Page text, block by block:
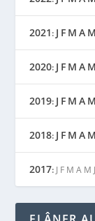
2021: J F M A M
2020: J F M A M
2019: J F M A M
2018: J F M A M
2017: J F M A M J